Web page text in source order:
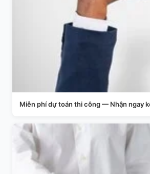
Miễn phí dự toán thi công — Nhận ngay